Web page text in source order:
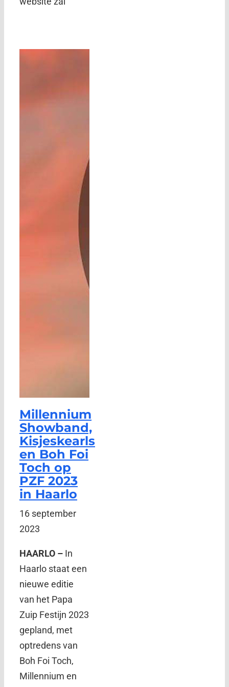
Millennium
Showband,
Kisjeskearls
en Boh Foi
Toch op
PZF 2023
in Haarlo
16 september
2023
HAARLO – In
Haarlo staat een
nieuwe editie
van het Papa
Zuip Festijn 2023
gepland, met
optredens van
Boh Foi Toch,
Millennium en